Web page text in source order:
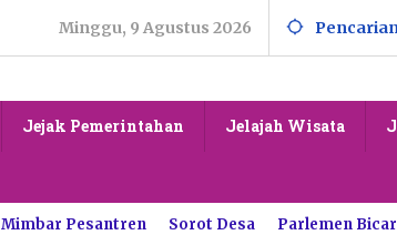
Minggu, 9 Agustus 2026
Jejak Pemerintahan Jelajah Wisata
Mimbar Pesantren Sorot Desa Parlemen